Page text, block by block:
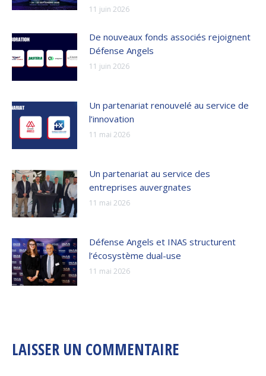
11 juin 2026
De nouveaux fonds associés rejoignent
Défense Angels
11 juin 2026
Un partenariat renouvelé au service de
l’innovation
11 mai 2026
Un partenariat au service des
entreprises auvergnates
11 mai 2026
Défense Angels et INAS structurent
l’écosystème dual-use
11 mai 2026
LAISSER UN COMMENTAIRE